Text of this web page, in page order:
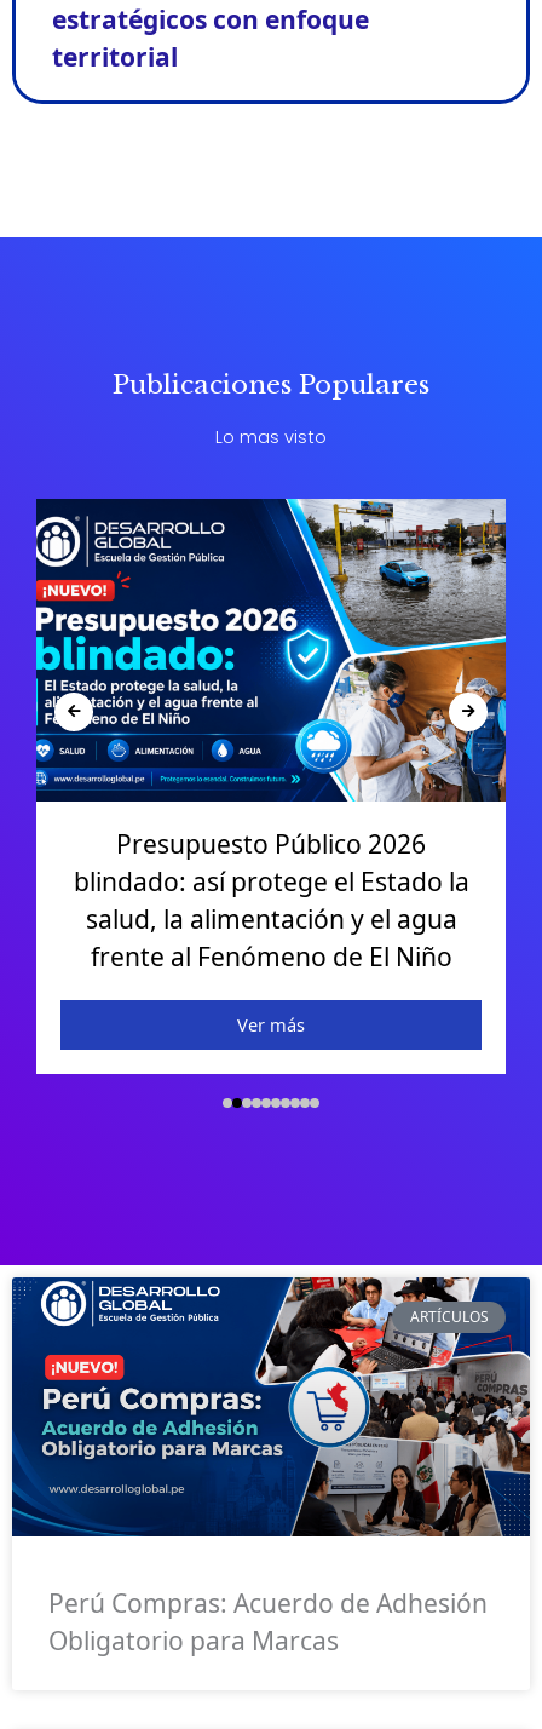
estratégicos con enfoque
territorial
Publicaciones Populares
Lo mas visto
INVIERTE.PE MÁS ÁGIL Y EFICAZ:
Nuevo Reglamento MEF 2026
Ver más
ARTÍCULOS
Perú Compras: Acuerdo de Adhesión
Obligatorio para Marcas